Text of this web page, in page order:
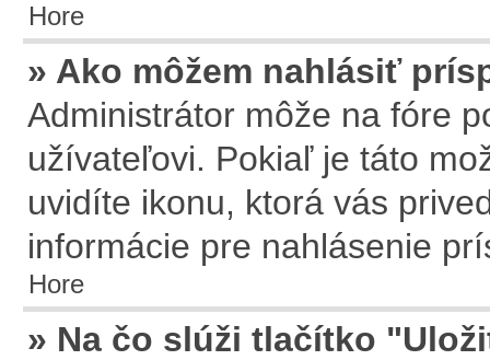
Hore
» Ako môžem nahlásiť
Administrátor môže na fóre
užívateľovi. Pokiaľ je táto
uvidíte ikonu, ktorá vás
informácie pre nahlásenie
Hore
» Na čo slúži tlačítko